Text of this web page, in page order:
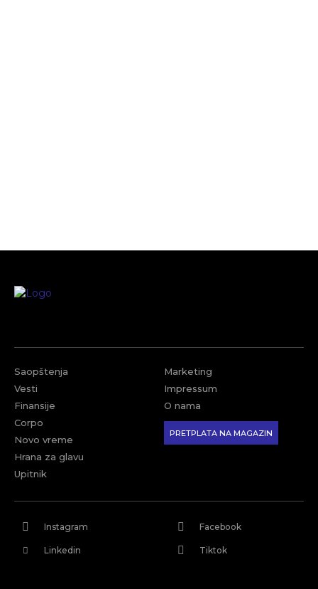
Saopštenja
Vesti
Finansije
Corpo
Novo vreme
Hrana za glavu
Upitnik
Marketing
Impressum
O nama
PRETPLATA NA MAGAZIN
Instagram Facebook
Linkedin Tiktok